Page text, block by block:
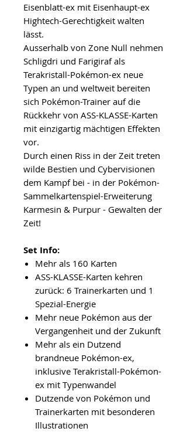
Eisenblatt-ex mit Eisenhaupt-ex
Hightech-Gerechtigkeit walten
lässt.
Ausserhalb von Zone Null nehmen
Schligdri und Farigiraf als
Terakristall-Pokémon-ex neue
Typen an und weltweit bereiten
sich Pokémon-Trainer auf die
Rückkehr von ASS-KLASSE-Karten
mit einzigartig mächtigen Effekten
vor.
Durch einen Riss in der Zeit treten
wilde Bestien und Cybervisionen
dem Kampf bei - in der Pokémon-
Sammelkartenspiel-Erweiterung
Karmesin & Purpur - Gewalten der
Zeit!
Set Info:
Mehr als 160 Karten
ASS-KLASSE-Karten kehren
zurück: 6 Trainerkarten und 1
Spezial-Energie
Mehr neue Pokémon aus der
Vergangenheit und der Zukunft
Mehr als ein Dutzend
brandneue Pokémon-ex,
inklusive Terakristall-Pokémon-
ex mit Typenwandel
Dutzende von Pokémon und
Trainerkarten mit besonderen
Illustrationen